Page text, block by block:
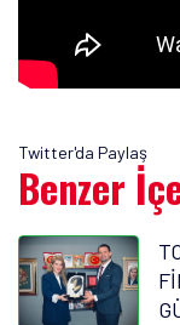
Twitter'da Paylaş
Benzer